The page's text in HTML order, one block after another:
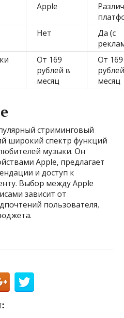
Apple
Нет
Да (с
От 169
рублей в
месяц
От 169
месяц
стриминговый
широкий спектр функций
музыки. Он
Apple, предлагает
и доступ к
Выбор между Apple
зависит от
пользователя,